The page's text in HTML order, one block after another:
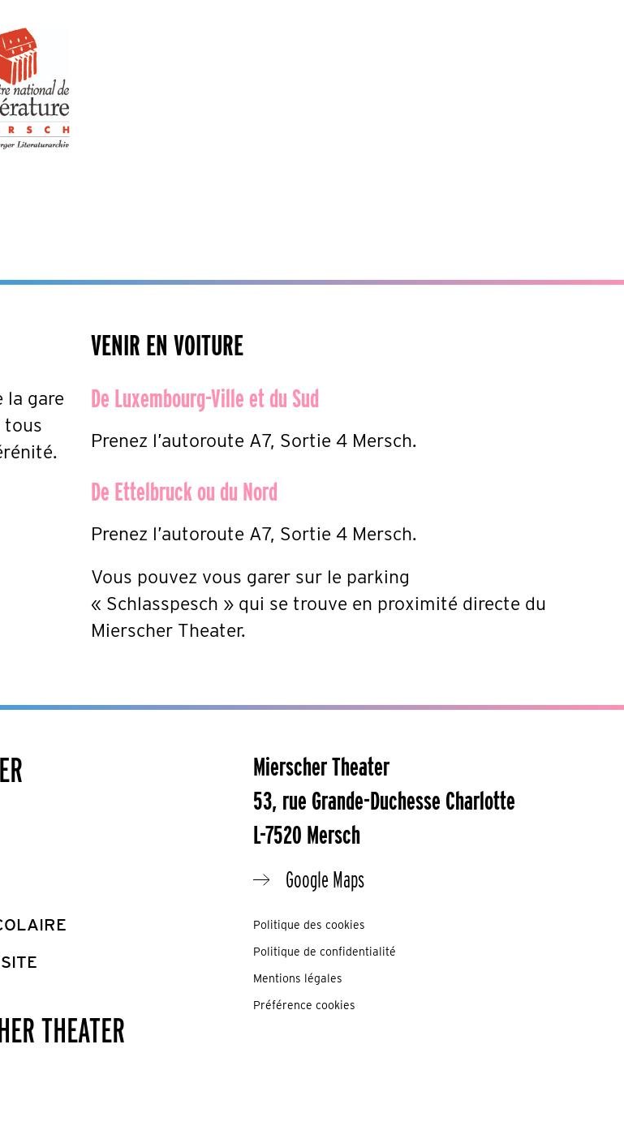
la gare
tous
VENIR EN VOITURE
De Luxembourg-Ville et du Sud
Prenez l’autoroute A7, Sortie 4 Mersch.
De Ettelbruck ou du Nord
Prenez l’autoroute A7, Sortie 4 Mersch.
Vous pouvez vous garer sur le parking
« Schlasspesch » qui se trouve en proximité directe du
Mierscher Theater.
THEATER
Mierscher Theater
53, rue Grande-Duchesse Charlotte
L-7520 Mersch
Google Maps
Politique des cookies
Politique de confidentialité
Mentions légales
Préférence cookies